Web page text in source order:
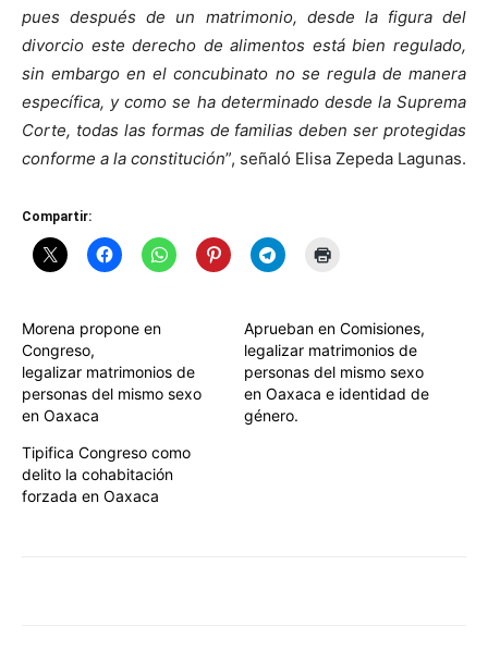
pues después de un matrimonio, desde la figura del
divorcio este derecho de alimentos está bien regulado,
sin embargo en el concubinato no se regula de manera
específica, y como se ha determinado desde la Suprema
Corte, todas las formas de familias deben ser protegidas
conforme a la constitución”, señaló Elisa Zepeda Lagunas.
Compartir:
Morena propone en
Congreso,
legalizar matrimonios de
personas del mismo sexo
en Oaxaca
Aprueban en Comisiones,
legalizar matrimonios de
personas del mismo sexo
en Oaxaca e identidad de
género.
Tipifica Congreso como
delito la cohabitación
forzada en Oaxaca